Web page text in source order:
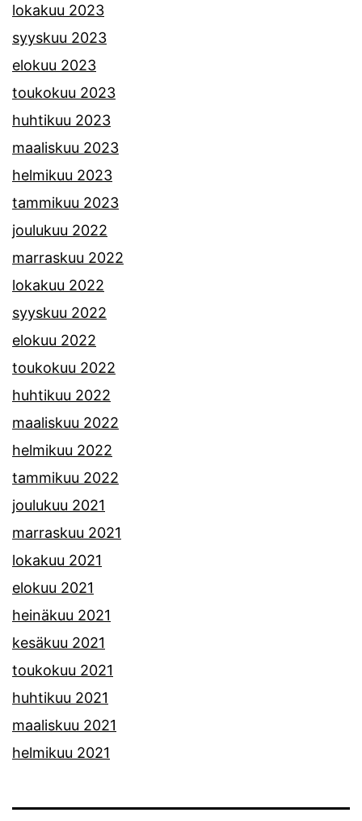
lokakuu 2023
syyskuu 2023
elokuu 2023
toukokuu 2023
huhtikuu 2023
maaliskuu 2023
helmikuu 2023
tammikuu 2023
joulukuu 2022
marraskuu 2022
lokakuu 2022
syyskuu 2022
elokuu 2022
toukokuu 2022
huhtikuu 2022
maaliskuu 2022
helmikuu 2022
tammikuu 2022
joulukuu 2021
marraskuu 2021
lokakuu 2021
elokuu 2021
heinäkuu 2021
kesäkuu 2021
toukokuu 2021
huhtikuu 2021
maaliskuu 2021
helmikuu 2021